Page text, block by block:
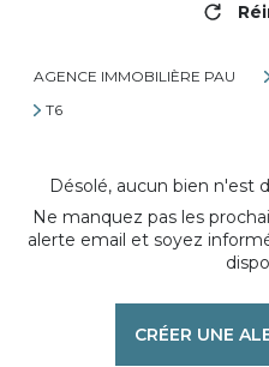
AGENCE IMMOBILIÈRE PAU
T6
Désolé, aucun bien n'est
Ne manquez pas les
alerte email et soyez
CRÉER UNE